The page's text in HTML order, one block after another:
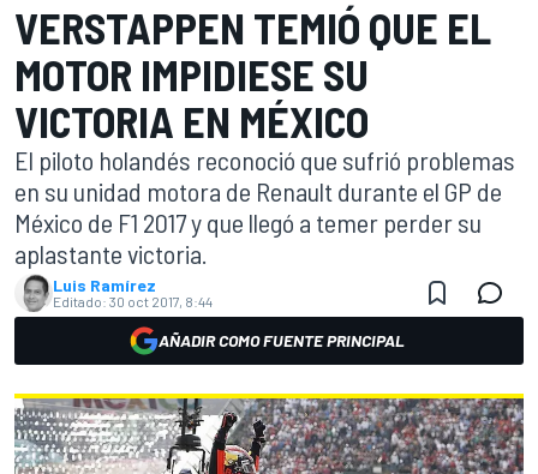
VERSTAPPEN TEMIÓ QUE EL
MOTOR IMPIDIESE SU
VICTORIA EN MÉXICO
El piloto holandés reconoció que sufrió problemas
en su unidad motora de Renault durante el GP de
México de F1 2017 y que llegó a temer perder su
aplastante victoria.
Luis Ramírez
Editado: 30 oct 2017, 8:44
AÑADIR COMO FUENTE PRINCIPAL